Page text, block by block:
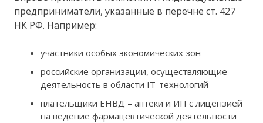
предприниматели, указанные в перечне ст. 427
НК РФ. Например:
участники особых экономических зон
российские организации, осуществляющие
деятельность в области IT-технологий
плательщики ЕНВД – аптеки и ИП с лицензией
на ведение фармацевтической деятельности